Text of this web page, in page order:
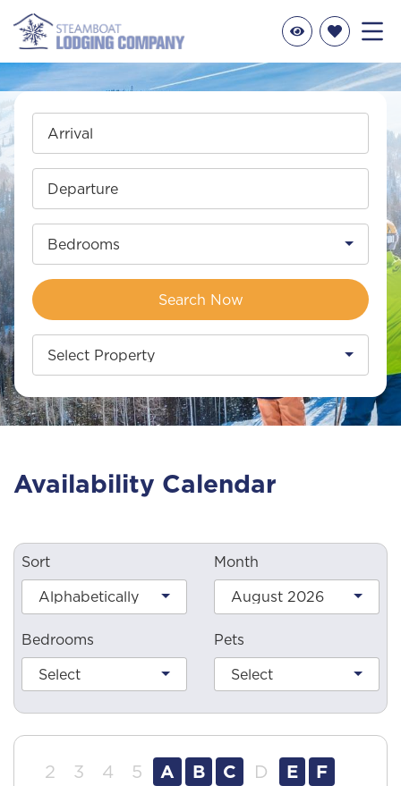
Arrival
Departure
Bedrooms
Search Now
Select Property
Availability Calendar
Sort
Alphabetically
Month
August 2026
Bedrooms
Select
Pets
Select
2 3 4 5 A B C D E
F